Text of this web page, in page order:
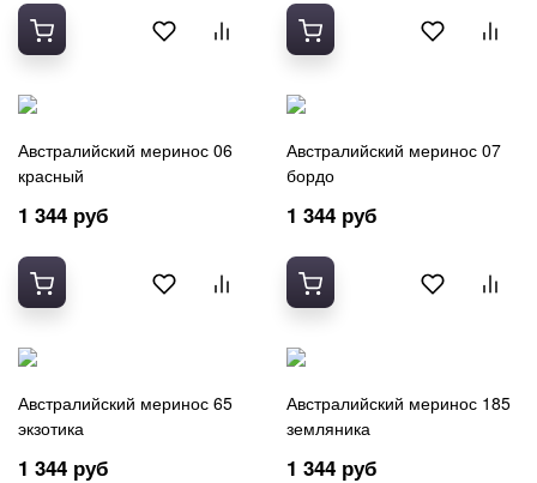
Австралийский меринос 06
красный
1 344 руб
Австралийский меринос 07
бордо
1 344 руб
Австралийский меринос 65
экзотика
1 344 руб
Австралийский меринос 185
земляника
1 344 руб